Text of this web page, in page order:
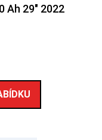
Ah 29″ 2022